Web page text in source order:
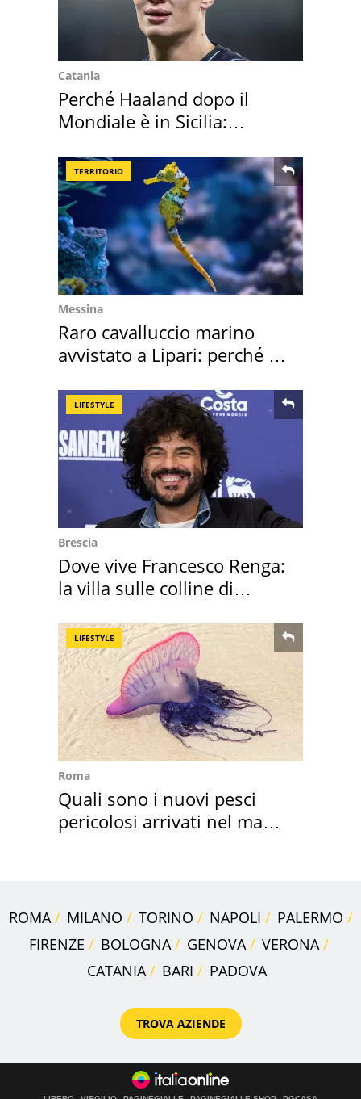
Catania
Perché Haaland dopo il
Mondiale è in Sicilia:
TERRITORIO
Messina
Raro cavalluccio marino
avvistato a Lipari: perché è
LIFESTYLE
Brescia
Dove vive Francesco Renga:
la villa sulle colline di
LIFESTYLE
Roma
Quali sono i nuovi pesci
pericolosi arrivati nel mar
ROMA MILANO TORINO NAPOLI
PALERMO
FIRENZE
BOLOGNA GENOVA
VERONA
CATANIA
BARI PADOVA
TROVA AZIENDE